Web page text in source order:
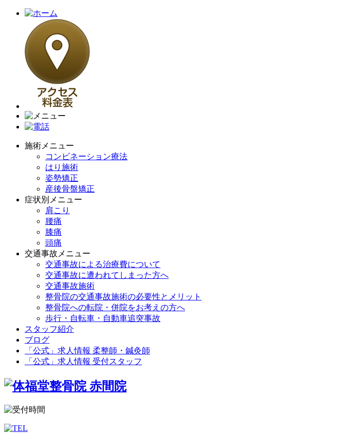
施術メニュー
コンビネーション療法
はり施術
姿勢矯正
産後骨盤矯正
症状別メニュー
肩こり
腰痛
膝痛
頭痛
交通事故メニュー
交通事故による治療費について
交通事故に遭われてしまった方へ
交通事故施術
整骨院の交通事故施術の必要性とメリット
整骨院への転院・併院をお考えの方へ
歩行・自転車・自動車追突事故
スタッフ紹介
ブログ
「公式」求人情報 柔整師・鍼灸師
「公式」求人情報 受付スタッフ